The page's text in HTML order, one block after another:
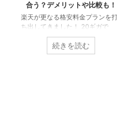
違いやキャリアメールも
ドコモが新料金「ahamo（アハ
モ）」を発表しました。 安い料金
プランに話題が沸騰しています
が、それだけに気になる点、心配
なところがいくつかあるようです
続きを読む